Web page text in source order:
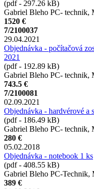
(pdf - 297.26 kB)
Gabriel Bleho PC- technik,
1520 €
7/2100037
29.04.2021
Objednávka - počítačová
2021
(pdf - 192.89 kB)
Gabriel Bleho PC- technik,
743.5 €
7/2100081
02.09.2021
Objednávka - hardvérové a
(pdf - 186.49 kB)
Gabriel Bleho PC- technik,
280 €
05.02.2018
Objednávka - notebook 1 ks
(pdf - 408.55 kB)
Gabriel Bleho PC-Technik,
389 €